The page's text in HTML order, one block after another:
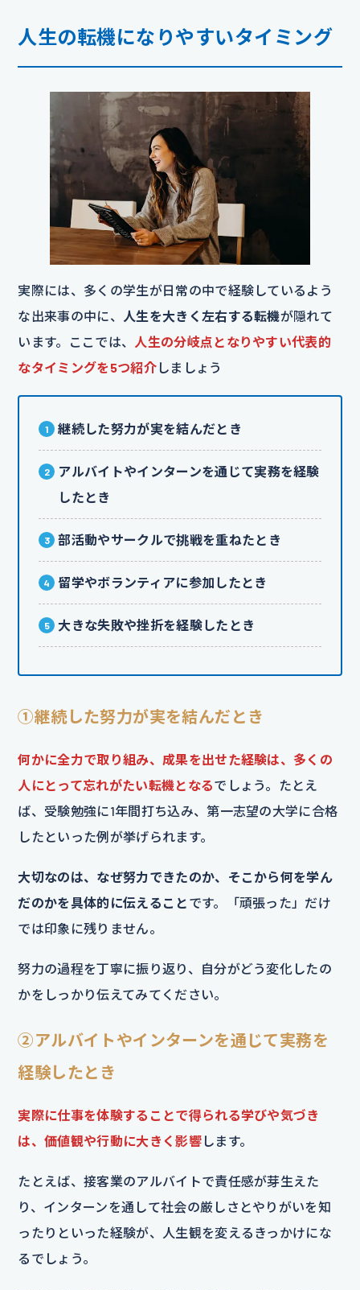
人生の転機になりやすいタイミング
実際には、多くの学生が日常の中で経験しているよう
な出来事の中に、
人生を大きく左右する転機が隠れて
います。ここでは、 人生の分岐点となりやすい代表的
なタイミングを5つ紹介しましょう
継続した努力が実を結んだとき
アルバイトやインターンを通じて実務を経験
したとき
部活動やサークルで挑戦を重ねたとき
留学やボランティアに参加したとき
大きな失敗や挫折を経験したとき
①継続した努力が実を結んだとき
何かに全力で取り組み、成果を出せた経験は、多くの
人にとって忘れがたい転機となるでしょう。たとえ
ば、受験勉強に1年間打ち込み、第一志望の大学に合格
したといった例が挙げられます。
大切なのは、なぜ努力できたのか、そこから何を学ん
だのかを具体的に伝えること です。「頑張った」だけ
では印象に残りません。
努力の過程を丁寧に振り返り、自分がどう変化したの
かをしっかり伝えてみてください。
②アルバイトやインターンを通じて実務を
経験したとき
実際に仕事を体験することで得られる学びや気づき
は、価値観や行動に大きく影響します。
たとえば、接客業のアルバイトで責任感が芽生えた
り、インターンを通して社会の厳しさとやりがいを知
ったりといった経験が、人生観を変えるきっかけにな
るでしょう。